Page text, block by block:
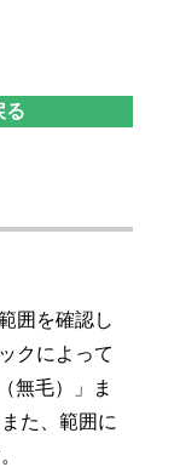
る
囲を確認し
クによって
無毛）」ま
た、範囲に